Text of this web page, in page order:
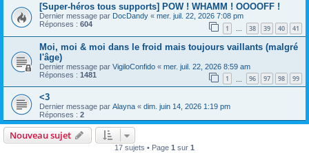
[Super-héros tous supports] POW ! WHAMM ! OOOOFF !
Dernier message par DocDandy « mer. juil. 22, 2026 7:08 pm
Réponses : 604 1 … 38 39 40 41
Moi, moi & moi dans le froid mais toujours vaillants (malgré
l'âge)
Dernier message par VigiloConfido « mer. juil. 22, 2026 8:59 am
Réponses : 1481 1 96 97 98 99
<3
Dernier message par Alayna « dim. juin 14, 2026 1:19 pm
Réponses : 2
Nouveau sujet
17 sujets • Page 1 sur 1